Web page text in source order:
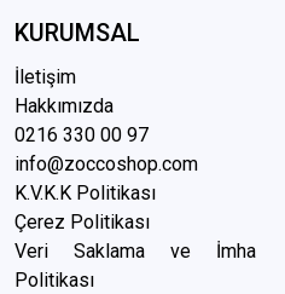
KURUMSAL
İletişim
Hakkımızda
0216 330 00 97
info@zoccoshop.com
K.V.K.K Politikası
Çerez Politikası
Veri Saklama ve İmha
Politikası